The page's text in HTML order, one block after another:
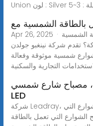
Apr 26, 2025 · هل تبحث عن مصباح شوارع يعمل بالطاقة الشمسية
حركة؟ تقدم شركة نينغبو جولدن
شمسية موثوقة وفعالة
مصباح شارع شمسي
LED
شركة Leadray، الشركة المصنعة الموثوقة لمصابيح الشوارع التي
التي تعمل بالطاقة